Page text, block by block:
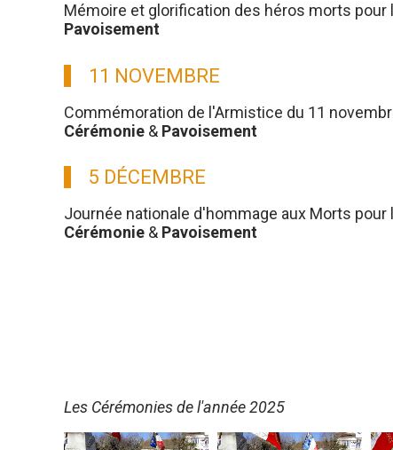
Mémoire et glorification des héros morts pour
Pavoisement
11 NOVEMBRE
Commémoration de l'Armistice du 11
Cérémonie & Pavoisement
5 DÉCEMBRE
Journée nationale d'hommage aux Morts
Cérémonie & Pavoisement
Les Cérémonies de l'année 2025